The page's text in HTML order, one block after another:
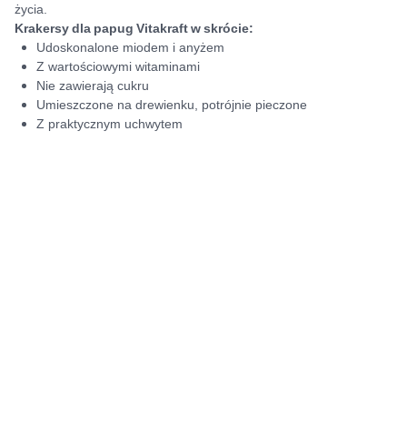
życia.
Krakersy dla papug Vitakraft w skrócie:
Udoskonalone miodem i anyżem
Z wartościowymi witaminami
Nie zawierają cukru
Umieszczone na drewienku, potrójnie pieczone
Z praktycznym uchwytem